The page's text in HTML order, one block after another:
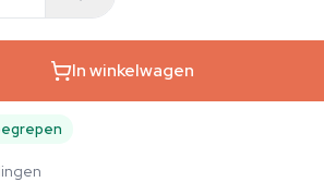
In winkelwagen